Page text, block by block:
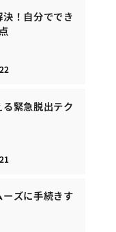
！自分ででき
緊急脱出テク
ズに手続きす